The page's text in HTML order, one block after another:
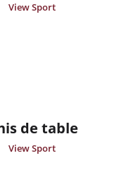
View Sport
de table
View Sport